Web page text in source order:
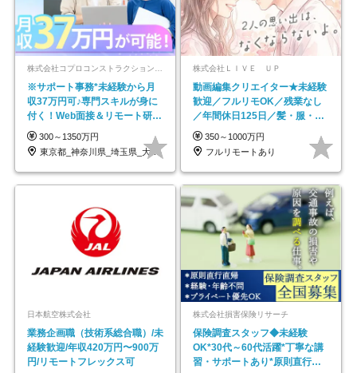
※サポート事務*未経験から月
収37万円可♪専門スキルが身に
付く！Web面接＆リモート研修
も充実♪/a
300～1350万円
東京都_神奈川県_埼玉県_大阪府_愛知県…
株式会社ＬＩＶＥ ＵＰ
動画編集クリエイター★未経験
歓迎／フルリモOK／残業なし
／年間休日125日／髪・服・ネ
イル自由／研修充実で安心
350～1000万円
フルリモートあり
日本航空株式会社
業務企画職（技術系総合職）/未
経験歓迎/年収420万円〜900万
円/リモートフレックス可
株式会社損害保険リサーチ
保険調査スタッフ◆未経験
OK*30代～60代活躍*丁寧な講
習・サポートあり*原則直行直